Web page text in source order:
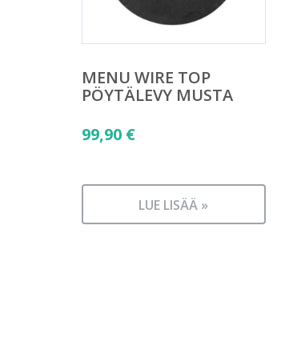
MENU WIRE TOP
PÖYTÄLEVY MUSTA
99,90 €
LUE LISÄÄ »